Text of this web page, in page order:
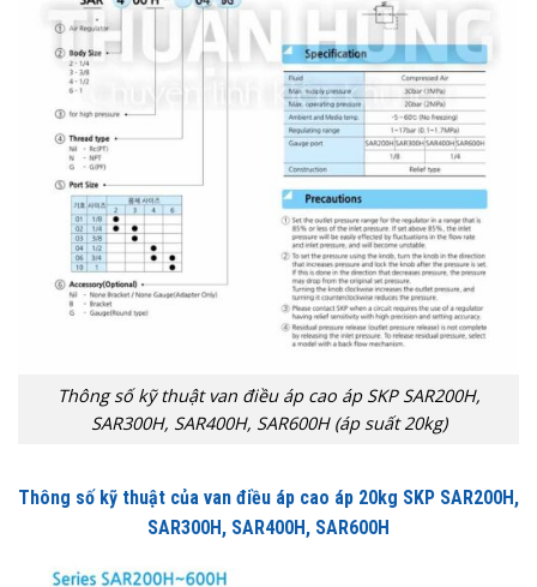
Thông số kỹ thuật van điều áp cao áp SKP SAR200H,
SAR300H, SAR400H, SAR600H (áp suất 20kg)
Thông số kỹ thuật của van điều áp cao áp 20kg SKP SAR200H,
SAR300H, SAR400H, SAR600H